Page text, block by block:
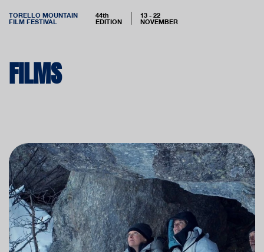
TORELLO MOUNTAIN
FILM FESTIVAL
44th
EDITION
13 - 22
NOVEMBER
FILMS